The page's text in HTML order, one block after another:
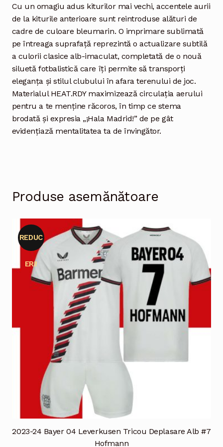
Cu un omagiu adus kiturilor mai vechi, accentele aurii
de la kiturile anterioare sunt reintroduse alături de
cadre de culoare bleumarin. O imprimare sublimată
pe întreaga suprafață reprezintă o actualizare subtilă
a culorii clasice alb-imaculat, completată de o nouă
siluetă fotbalistică care îți permite să transporți
eleganța și stilul clubului în afara terenului de joc.
Materialul HEAT.RDY maximizează circulația aerului
pentru a te menține răcoros, în timp ce stema
brodată și expresia „¡Hala Madrid!” de pe gât
evidențiază mentalitatea ta de învingător.
Produse asemănătoare
2023-24 Bayer 04 Leverkusen Tricou Deplasare Alb #7
Hofmann
REDUC
ERI!